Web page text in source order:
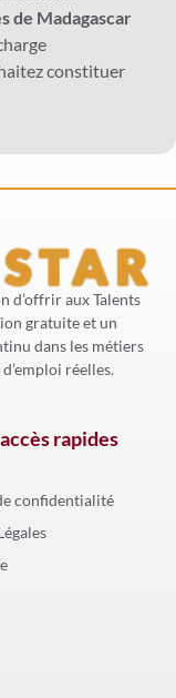
de Madagascar
constituer
d’offrir aux Talents
gratuite et un
dans les métiers
réelles.
rapides
confidentialité